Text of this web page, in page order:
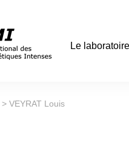
Le laboratoire
>VEYRAT Louis